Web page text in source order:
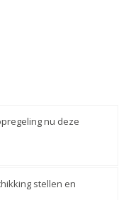
nu deze
stellen en